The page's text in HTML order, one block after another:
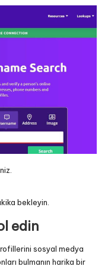
bekleyin.
edin
sosyal medya
bulmanın harika bir